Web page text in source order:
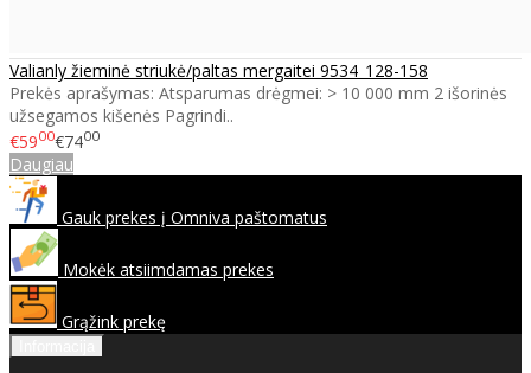
Valianly žieminė striukė/paltas mergaitei 9534_128-158
Prekės aprašymas: Atsparumas drėgmei: > 10 000 mm 2 išorinės
užsegamos kišenės Pagrindi..
€5900€7400
Daugiau
Gauk prekes į Omniva paštomatus
Mokėk atsiimdamas prekes
Grąžink prekę